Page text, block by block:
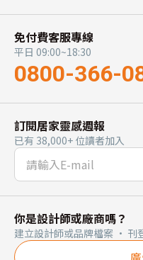
免付費客服專線
平日 09:00~18:30
0800-366-
訂閱居家靈感週報
已有 38,000+ 位讀者加入
你是設計師或廠商嗎？
建立設計師或品牌檔案 · 刊